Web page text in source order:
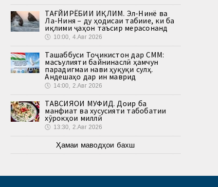
ТАҒЙИРЁБИИ ИҚЛИМ. Эл-Нинё ва
Ла-Ниня – ду ҳодисаи табиие, ки ба
иқлими ҷаҳон таъсир мерасонанд
🕔 10:00, 4.Авг 2026
Ташаббуси Тоҷикистон дар СММ:
масъулияти байнинаслӣ ҳамчун
парадигмаи нави ҳуқуқи сулҳ.
Андешаҳо дар ин маврид
🕔 14:00, 2.Авг 2026
ТАВСИЯҲОИ МУФИД. Доир ба
манфиат ва хусусияти табобатии
хӯрокҳои миллӣ
🕔 13:30, 2.Авг 2026
Ҳамаи маводҳои бахш